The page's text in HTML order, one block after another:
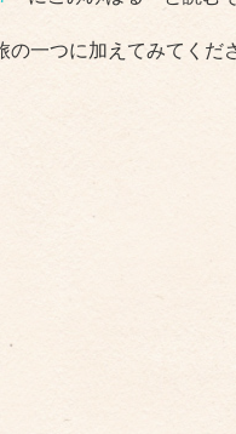
の一つに加えてみてく